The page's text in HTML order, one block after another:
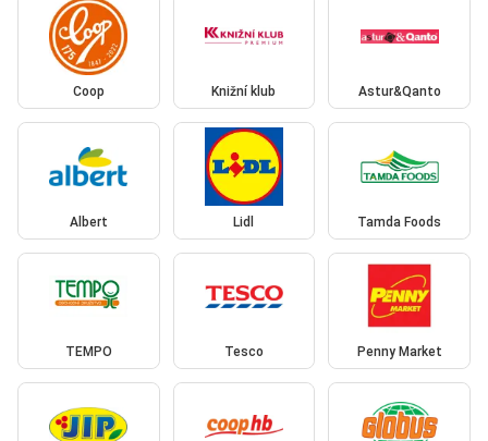
Coop Knižní klub Astur&Qanto
Albert Lidl Tamda Foods
TEMPO Tesco Penny Market